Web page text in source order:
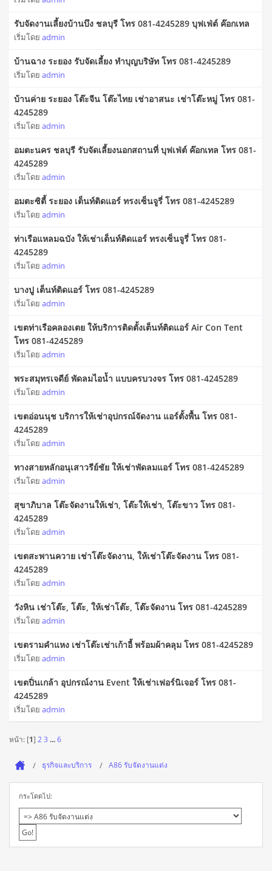
รับจัดงานเลี้ยงบ้านบึง ชลบุรี โทร 081-4245289 บุฟเฟ่ต์ ค๊อกเทล
เริ่มโดย admin
บ้านฉาง ระยอง รับจัดเลี้ยง ทำบุญบริษัท โทร 081-4245289
เริ่มโดย admin
บ้านค่าย ระยอง โต๊ะจีน โต๊ะไทย เช่าอาสนะ เช่าโต๊ะหมู่ โทร 081-
4245289
เริ่มโดย admin
อมตะนคร ชลบุรี รับจัดเลี้ยงนอกสถานที่ บุฟเฟ่ต์ ค๊อกเทล โทร 081-
4245289
เริ่มโดย admin
อมตะซิตี้ ระยอง เต็นท์ติดแอร์ ทรงเซ็นจูรี่ โทร 081-4245289
เริ่มโดย admin
ท่าเรือแหลมฉบัง ให้เช่าเต็นท์ติดแอร์ ทรงเซ็นจูรี่ โทร 081-
4245289
เริ่มโดย admin
บางปู เต็นท์ติดแอร์ โทร 081-4245289
เริ่มโดย admin
เขตท่าเรือคลองเตย ให้บริการติดตั้งเต็นท์ติดแอร์ Air Con Tent
โทร 081-4245289
เริ่มโดย admin
พระสมุทรเจดีย์ พัดลมไอน้ำ แบบครบวงจร โทร 081-4245289
เริ่มโดย admin
เขตอ่อนนุช บริการให้เช่าอุปกรณ์จัดงาน แอร์ตั้งพื้น โทร 081-
4245289
เริ่มโดย admin
ทางสายหลักอนุเสาวรีย์ชัย ให้เช่าพัดลมแอร์ โทร 081-4245289
เริ่มโดย admin
สุขาภิบาล โต๊ะจัดงานให้เช่า, โต๊ะให้เช่า, โต๊ะขาว โทร 081-
4245289
เริ่มโดย admin
เขตสะพานควาย เช่าโต๊ะจัดงาน, ให้เช่าโต๊ะจัดงาน โทร 081-
4245289
เริ่มโดย admin
วังหิน เช่าโต๊ะ, โต๊ะ, ให้เช่าโต๊ะ, โต๊ะจัดงาน โทร 081-4245289
เริ่มโดย admin
เขตรามคำแหง เช่าโต๊ะเช่าเก้าอี้ พร้อมผ้าคลุม โทร 081-4245289
เริ่มโดย admin
เขตปิ่นเกล้า อุปกรณ์งาน Event ให้เช่าเฟอร์นิเจอร์ โทร 081-
4245289
เริ่มโดย admin
หน้า: [1] 23 ...6
ธุรกิจและบริการ A86 รับจัดงานแต่ง
กระโดดไป: